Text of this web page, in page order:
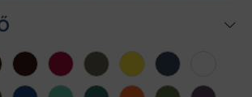
BordóChili Cink Citromsárga
Denim